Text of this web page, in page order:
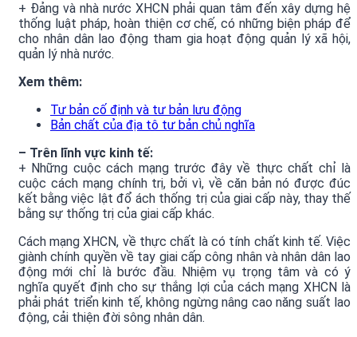
+ Đảng và nhà nước XHCN phải quan tâm đến xây dựng hệ
thống luật pháp, hoàn thiện cơ chế, có những biện pháp để
cho nhân dân lao động tham gia hoạt động quản lý xã hội,
quản lý nhà nước.
Xem thêm:
Tư bản cố định và tư bản lưu động
Bản chất của địa tô tư bản chủ nghĩa
– Trên lĩnh vực kinh tế:
+ Những cuộc cách mạng trước đây về thực chất chỉ là
cuộc cách mạng chính trị, bởi vì, về căn bản nó được đúc
kết bằng việc lật đổ ách thống trị của giai cấp này, thay thế
bằng sự thống trị của giai cấp khác.
Cách mạng XHCN, về thực chất là có tính chất kinh tế. Việc
giành chính quyền về tay giai cấp công nhân và nhân dân lao
động mới chỉ là bước đầu. Nhiệm vụ trọng tâm và có ý
nghĩa quyết định cho sự thắng lợi của cách mạng XHCN là
phải phát triển kinh tế, không ngừng nâng cao năng suất lao
động, cải thiện đời sông nhân dân.